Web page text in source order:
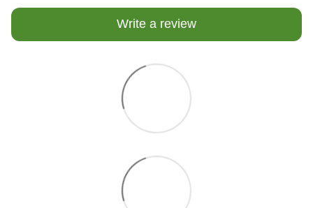
Write a review